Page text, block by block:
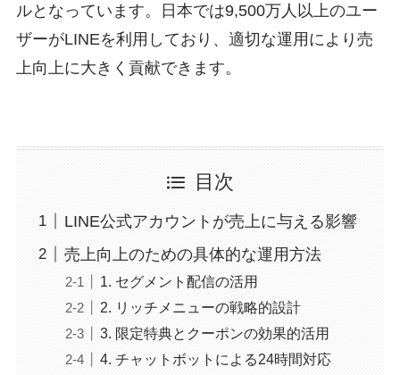
ルとなっています。日本では9,500万人以上のユー
ザーがLINEを利用しており、適切な運用により売
上向上に大きく貢献できます。
目次
LINE公式アカウントが売上に与える影響
売上向上のための具体的な運用方法
1. セグメント配信の活用
2. リッチメニューの戦略的設計
3. 限定特典とクーポンの効果的活用
4. チャットボットによる24時間対応